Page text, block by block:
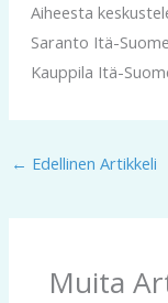
Aiheesta
Saranto Itä-
Kauppila Itä-
← Edellinen Artikkeli
Muita